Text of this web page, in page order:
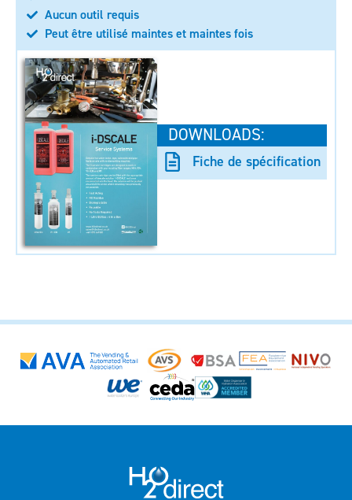
Aucun outil requis
Peut être utilisé maintes et maintes fois
DOWNLOADS:
Fiche de spécification